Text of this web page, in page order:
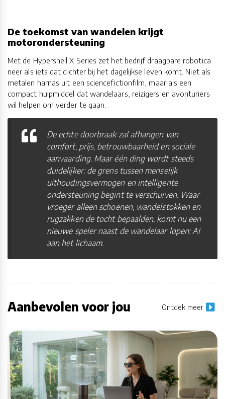
De toekomst van wandelen krijgt
motorondersteuning
Met de Hypershell X Series zet het bedrijf draagbare robotica
neer als iets dat dichter bij het dagelijkse leven komt. Niet als
metalen harnas uit een sciencefictionfilm, maar als een
compact hulpmiddel dat wandelaars, reizigers en avonturiers
wil helpen om verder te gaan.
De echte doorbraak zal afhangen van
comfort, prijs, betrouwbaarheid en sociale
aanvaarding. Maar één ding wordt steeds
duidelijker: de grens tussen menselijk
uithoudingsvermogen en intelligente
ondersteuning begint te verschuiven. Waar
vroeger alleen schoenen, wandelstokken en
rugzakken de tocht bepaalden, komt nu een
nieuwe speler naast de wandelaar lopen: AI
aan het lichaam.
Aanbevolen voor jou Ontdek meer